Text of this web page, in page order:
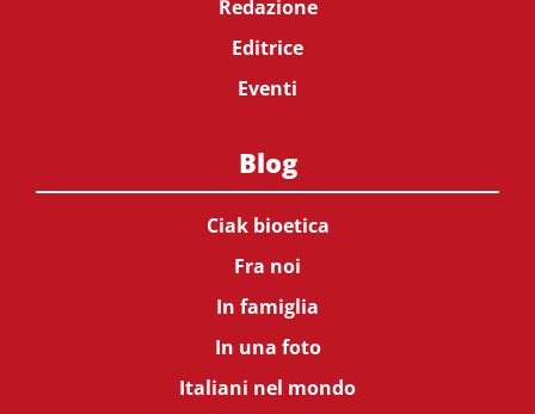
Redazione
Editrice
Eventi
Blog
Ciak bioetica
Fra noi
In famiglia
In una foto
Italiani nel mondo